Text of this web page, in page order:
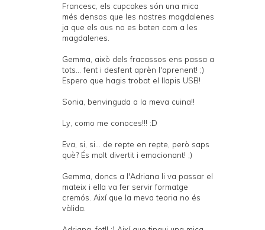
Francesc, els cupcakes són una mica
més densos que les nostres magdalenes
ja que els ous no es baten com a les
magdalenes.
Gemma, això dels fracassos ens passa a
tots... fent i desfent aprèn l'aprenent! ;)
Espero que hagis trobat el llapis USB!
Sonia, benvinguda a la meva cuina!!
Ly, como me conoces!!! :D
Eva, si, si... de repte en repte, però saps
què? És molt divertit i emocionant! ;)
Gemma, doncs a l'Adriana li va passar el
mateix i ella va fer servir formatge
cremós. Així que la meva teoria no és
vàlida.